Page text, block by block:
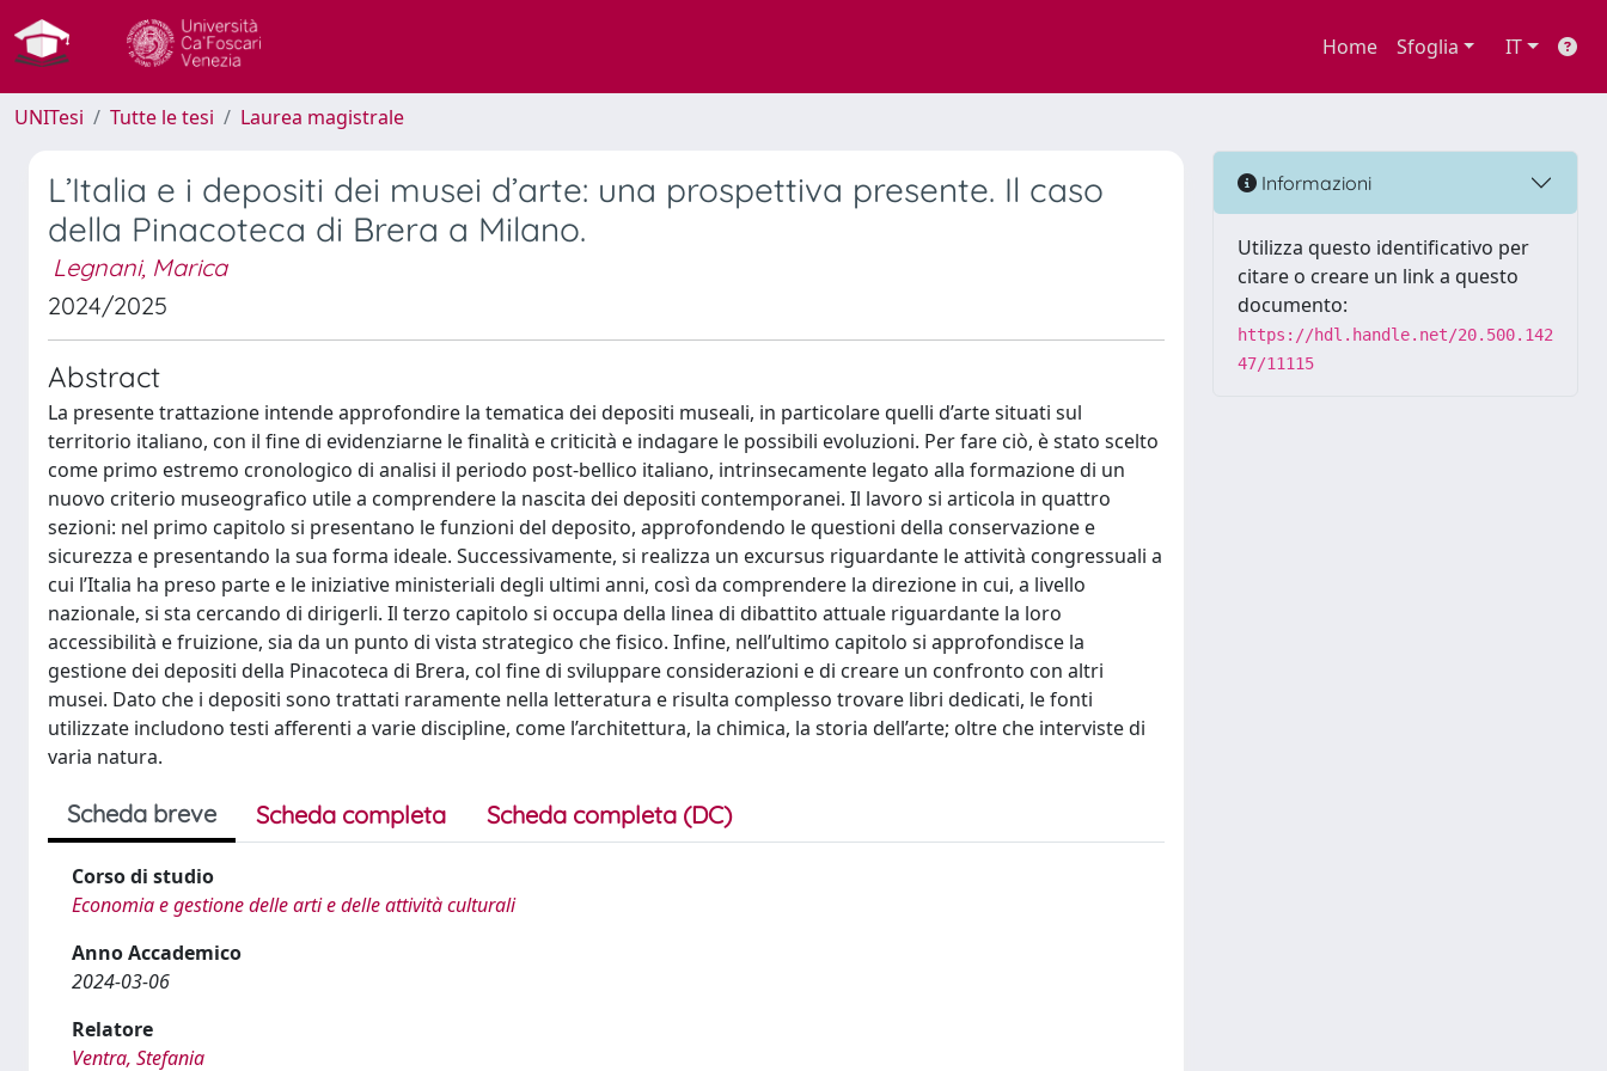
Home Sfoglia IT
UNITesi Tutte le tesi Laurea magistrale
L’Italia e i depositi dei musei d’arte: una prospettiva presente. Il caso
della Pinacoteca di Brera a Milano.
Legnani, Marica
2024/2025
Abstract
La presente trattazione intende approfondire la tematica dei depositi museali, in particolare quelli d’arte situati sul
territorio italiano, con il fine di evidenziarne le finalità e criticità e indagare le possibili evoluzioni. Per fare ciò, è stato scelto
come primo estremo cronologico di analisi il periodo post-bellico italiano, intrinsecamente legato alla formazione di un
nuovo criterio museografico utile a comprendere la nascita dei depositi contemporanei. Il lavoro si articola in quattro
sezioni: nel primo capitolo si presentano le funzioni del deposito, approfondendo le questioni della conservazione e
sicurezza e presentando la sua forma ideale. Successivamente, si realizza un excursus riguardante le attività congressuali a
cui l’Italia ha preso parte e le iniziative ministeriali degli ultimi anni, così da comprendere la direzione in cui, a livello
nazionale, si sta cercando di dirigerli. Il terzo capitolo si occupa della linea di dibattito attuale riguardante la loro
accessibilità e fruizione, sia da un punto di vista strategico che fisico. Infine, nell’ultimo capitolo si approfondisce la
gestione dei depositi della Pinacoteca di Brera, col fine di sviluppare considerazioni e di creare un confronto con altri
musei. Dato che i depositi sono trattati raramente nella letteratura e risulta complesso trovare libri dedicati, le fonti
utilizzate includono testi afferenti a varie discipline, come l’architettura, la chimica, la storia dell’arte; oltre che interviste di
varia natura.
Scheda breve Scheda completa Scheda completa (DC)
Corso di studio
Economia e gestione delle arti e delle attività culturali
Anno Accademico
2024-03-06
Relatore
Ventra, Stefania
Informazioni
Utilizza questo identificativo per
citare o creare un link a questo
documento:
https://hdl.handle.net/20.500.142
47/11115